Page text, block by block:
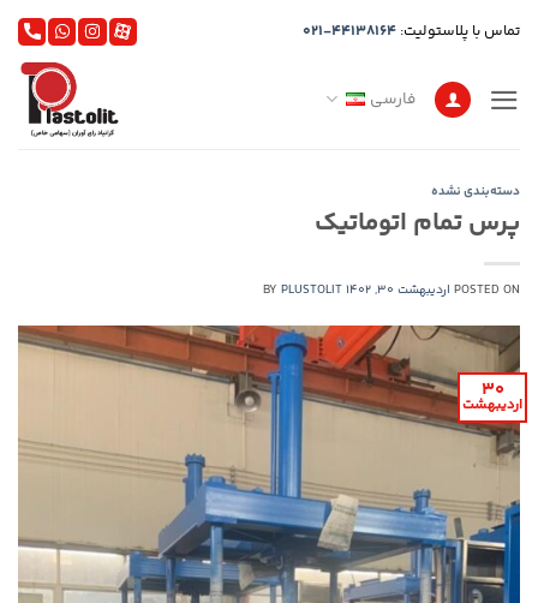
تماس با پلاستولیت: 021-44138164
فارسی
دسته‌بندی نشده
پرس تمام اتوماتیک
POSTED ON اردیبهشت 30, 1402 BY PLUSTOLIT
30
اردیبهشت